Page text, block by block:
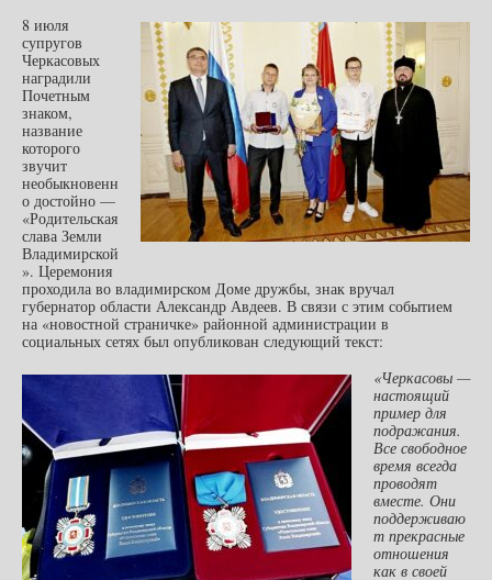
8 июля
супругов
Черкасовых
наградили
Почетным
знаком,
название
которого
звучит
необыкновенн
о достойно —
«Родительская
слава Земли
Владимирской
». Церемония
проходила во владимирском Доме дружбы, знак вручал
губернатор области Александр Авдеев. В связи с этим событием
на «новостной страничке» районной администрации в
социальных сетях был опубликован следующий текст:
«Черкасовы —
настоящий
пример для
подражания.
Все свободное
время всегда
проводят
вместе. Они
поддерживаю
т прекрасные
отношения
как в своей